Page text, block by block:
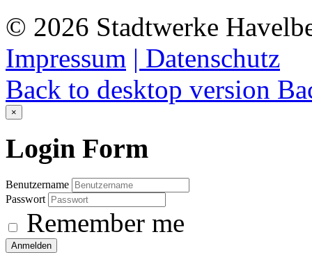
© 2026 Stadtwerke
Impressum | Datenschutz
Back to desktop version
×
Login Form
Benutzername
Passwort
Remember me
Anmelden